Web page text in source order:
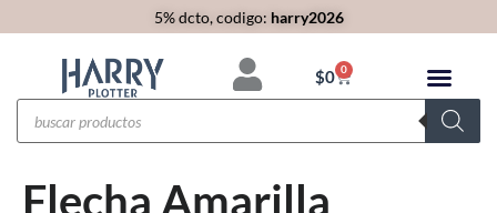
5% dcto, codigo: harry2026
$0 0
Flecha Amarilla